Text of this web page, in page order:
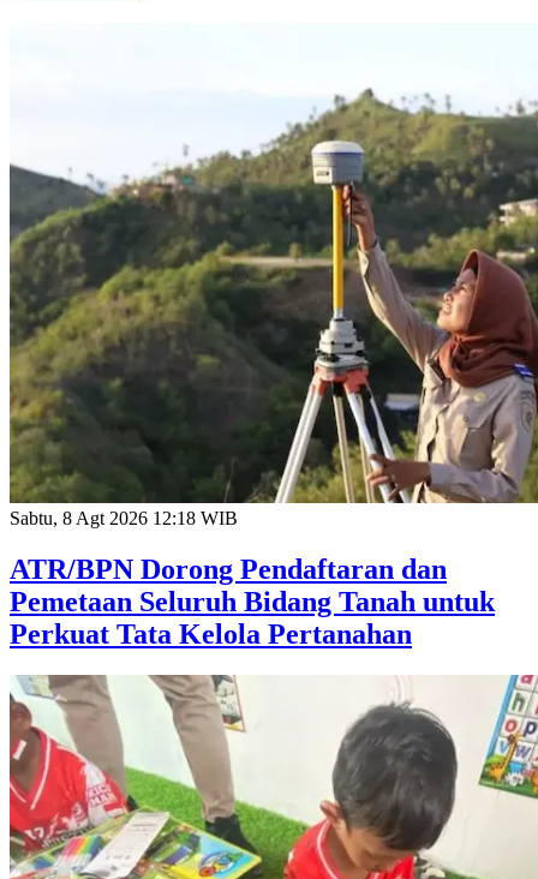
Sabtu, 8 Agt 2026 12:18 WIB
ATR/BPN Dorong Pendaftaran dan
Pemetaan Seluruh Bidang Tanah untuk
Perkuat Tata Kelola Pertanahan